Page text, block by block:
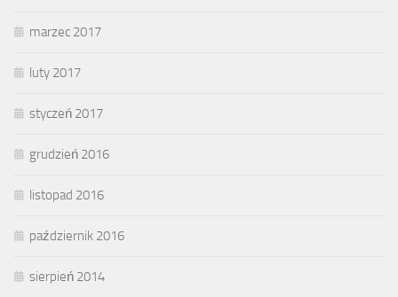
marzec 2017
luty 2017
styczeń 2017
grudzień 2016
listopad 2016
październik 2016
sierpień 2014